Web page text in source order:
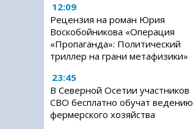
12:09
Рецензия на роман Юрия
Воскобойникова «Операция
«Пропаганда»: Политический
триллер на грани метафизики»
23:45
В Северной Осетии участников
СВО бесплатно обучат ведению
фермерского хозяйства